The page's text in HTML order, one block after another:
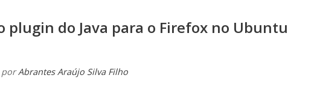
plugin do Java para o Firefox no Ubuntu
Abrantes Araújo Silva Filho